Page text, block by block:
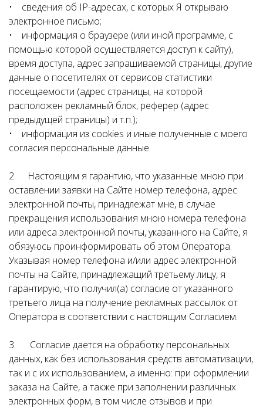
• сведения об IP-адресах, с которых Я открываю
электронное письмо;
• информация о браузере (или иной программе, с
помощью которой осуществляется доступ к сайту),
время доступа, адрес запрашиваемой страницы, другие
данные о посетителях от сервисов статистики
посещаемости (адрес страницы, на которой
расположен рекламный блок, реферер (адрес
предыдущей страницы) и т.п.);
• информация из cookies и иные полученные с моего
согласия персональные данные.
2. Настоящим я гарантию, что указанные мною при
оставлении заявки на Сайте номер телефона, адрес
электронной почты, принадлежат мне, в случае
прекращения использования мною номера телефона
или адреса электронной почты, указанного на Сайте, я
обязуюсь проинформировать об этом Оператора.
Указывая номер телефона и/или адрес электронной
почты на Сайте, принадлежащий третьему лицу, я
гарантирую, что получил(а) согласие от указанного
третьего лица на получение рекламных рассылок от
Оператора в соответствии с настоящим Согласием.
3. Согласие дается на обработку персональных
данных, как без использования средств автоматизации,
так и с их использованием, а именно: при оформлении
заказа на Сайте, а также при заполнении различных
электронных форм, в том числе отзывов и при